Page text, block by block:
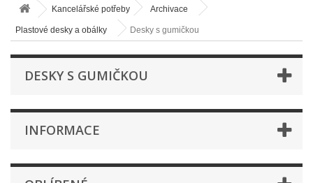
Kancelářské potřeby Archivace
Plastové desky a obálky Desky s gumičkou
DESKY S GUMIČKOU
INFORMACE